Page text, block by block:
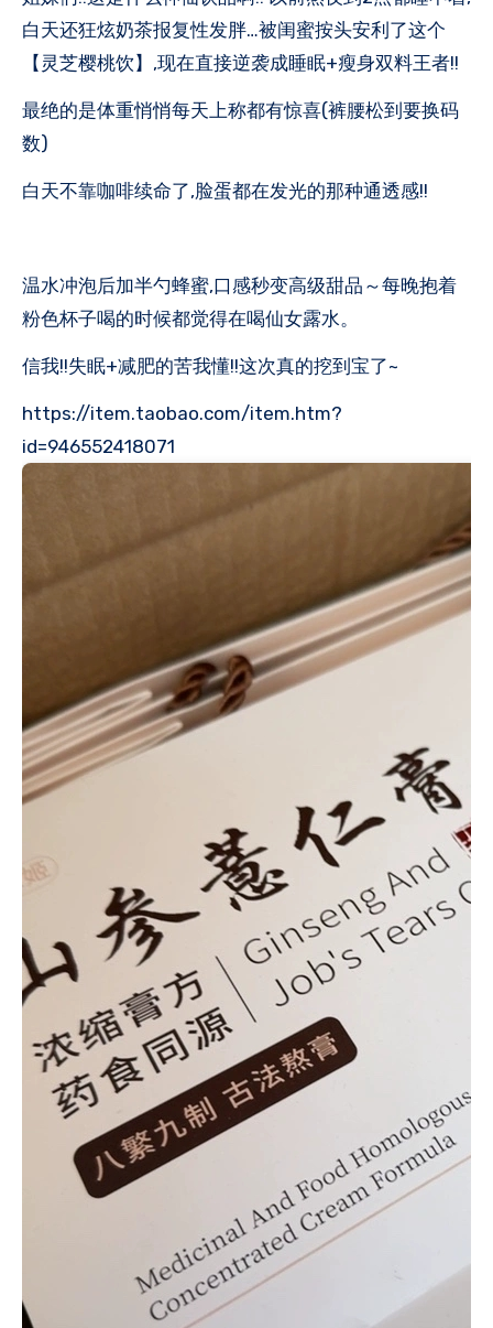
白天还狂炫奶茶报复性发胖…被闺蜜按头安利了这个
【灵芝樱桃饮】,现在直接逆袭成睡眠+瘦身双料王者!!
最绝的是体重悄悄每天上称都有惊喜(裤腰松到要换码
数)
白天不靠咖啡续命了,脸蛋都在发光的那种通透感!!
温水冲泡后加半勺蜂蜜,口感秒变高级甜品～每晚抱着
粉色杯子喝的时候都觉得在喝仙女露水。
信我!!失眠+减肥的苦我懂!!这次真的挖到宝了~
https://item.taobao.com/item.htm?
id=946552418071